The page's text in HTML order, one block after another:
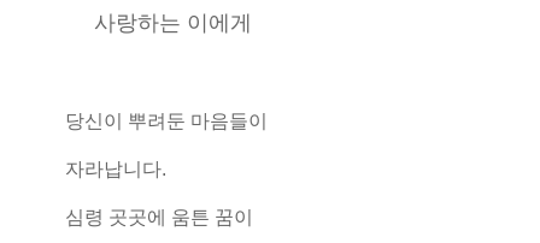
사랑하는 이에게
당신이 뿌려둔 마음들이
자라납니다.
심령 곳곳에 움튼 꿈이